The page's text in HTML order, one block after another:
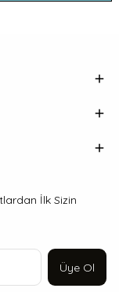
İlk Sizin
Üye Ol